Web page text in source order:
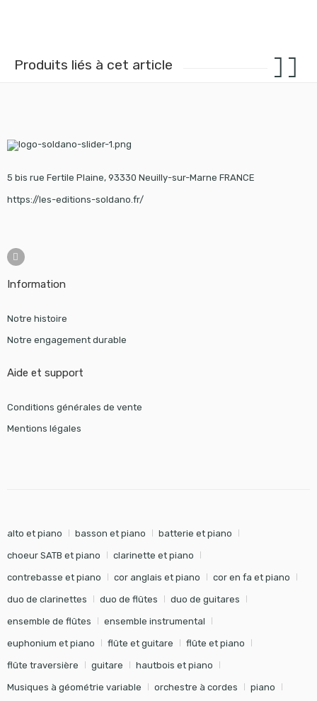
Produits liés à cet article
5 bis rue Fertile Plaine, 93330 Neuilly-sur-Marne FRANCE
https://les-editions-soldano.fr/
Information
Notre histoire
Notre engagement durable
Aide et support
Conditions générales de vente
Mentions légales
alto et piano basson et piano batterie et piano
choeur SATB et piano clarinette et piano
contrebasse et piano cor anglais et piano cor en fa et piano
duo de clarinettes duo de flûtes duo de guitares
ensemble de flûtes ensemble instrumental
euphonium et piano flûte et guitare flûte et piano
flûte traversière guitare hautbois et piano
Musiques à géométrie variable orchestre à cordes piano